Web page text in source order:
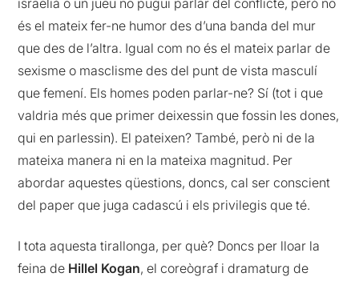
israelià o un jueu no pugui parlar del conflicte, però no
és el mateix fer-ne humor des d’una banda del mur
que des de l’altra. Igual com no és el mateix parlar de
sexisme o masclisme des del punt de vista masculí
que femení. Els homes poden parlar-ne? Sí (tot i que
valdria més que primer deixessin que fossin les dones,
qui en parlessin). El pateixen? També, però ni de la
mateixa manera ni en la mateixa magnitud. Per
abordar aquestes qüestions, doncs, cal ser conscient
del paper que juga cadascú i els privilegis que té.
I tota aquesta tirallonga, per què? Doncs per lloar la
feinade Hillel Kogan, el coreògraf i dramaturg de